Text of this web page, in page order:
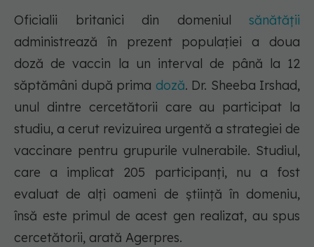
Oficialii britanici din domeniul sănătăţii
administrează în prezent populaţiei a doua
doză de vaccin la un interval de până la 12
săptămâni după prima doză. Dr. Sheeba Irshad,
unul dintre cercetătorii care au participat la
studiu, a cerut revizuirea urgentă a strategiei de
vaccinare pentru grupurile vulnerabile. Studiul,
care a implicat 205 participanţi, nu a fost
evaluat de alţi oameni de ştiinţă în domeniu,
însă este primul de acest gen realizat, au spus
cercetătorii, arată Agerpres.